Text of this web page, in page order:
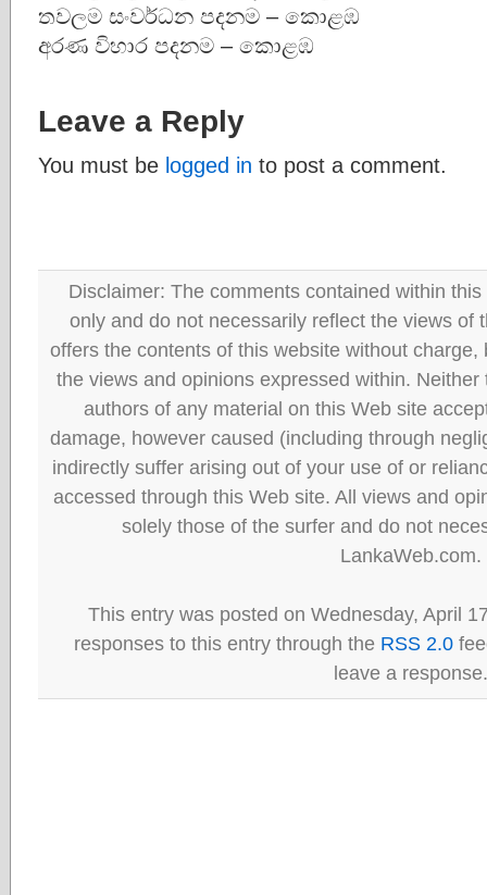
තවලම සංවර්ධන පදනම – කොළඹ
අරණ විහාර පදනම – කොළඹ
Leave a Reply
You must be logged in to post a comment.
Disclaimer: The comments contained within
only and do not necessarily reflect the views of
offers the contents of this website without
the views and opinions expressed within.
authors of any material on this Web site
damage, however caused (including through
indirectly suffer arising out of your use of or
accessed through this Web site. All views and
solely those of the surfer and do not
LankaWeb.com.
This entry was posted on Wednesday, April
responses to this entry through the RSS 2.0
leave a response.